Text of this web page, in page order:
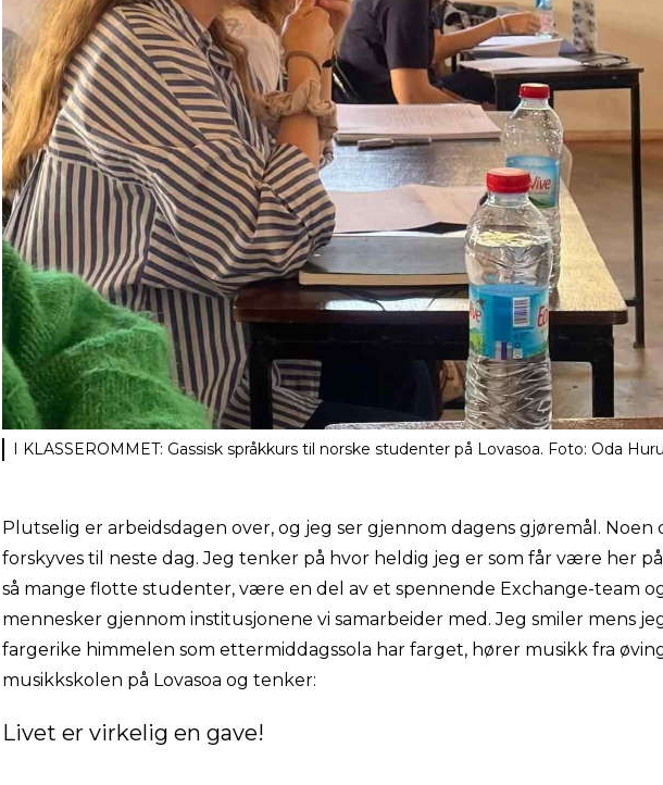
I KLASSEROMMET: Gassisk språkkurs til norske studenter på Lovasoa. Foto: Oda
Plutselig er arbeidsdagen over, og jeg ser gjennom dagens gjøremål. Noen
forskyves til neste dag. Jeg tenker på hvor heldig jeg er som får være her
så mange flotte studenter, være en del av et spennende Exchange-team
mennesker gjennom institusjonene vi samarbeider med. Jeg smiler mens
fargerike himmelen som ettermiddagssola har farget, hører musikk fra
musikkskolen på Lovasoa og tenker:
Livet er virkelig en gave!